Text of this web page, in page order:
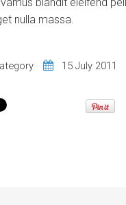
nulla massa.
15 July 2011